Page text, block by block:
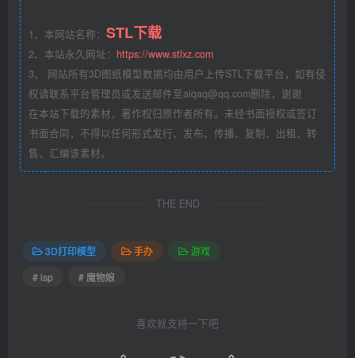
1、本网站名称： STL下载
2、本站永久网址： https://www.stlxz.com
3、 网站所有3D图纸模型数据均由用户上传STL下载平台，如有侵
权请联系平台管理员或发送邮件至aiqaq@qq.com删除，谢谢
在本站下载的素材，著作权归原作者所有。未经书面授权或签订
书面合同，不得以任何形式发行、发布、传播、复制、出租、转
售、汇编该素材。
THE END
3D打印模型 手办
游戏
# lsp
# 魔物娘
喜欢就支持一下吧